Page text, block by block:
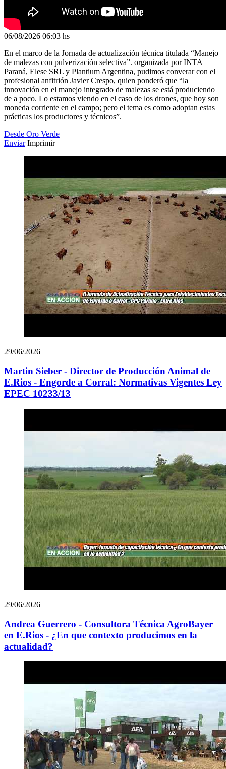
06/08/2026 06:03 hs
En el marco de la Jornada de actualización técnica titulada “Manejo
de malezas con pulverización selectiva”. organizada por INTA
Paraná, Elese SRL y Plantium Argentina, pudimos converar con el
profesional anfitrión Javier Crespo, quien ponderó que “la
innovación en el manejo integrado de malezas se está produciendo
de a poco. Lo estamos viendo en el caso de los drones, que hoy son
moneda corriente en el campo; pero el tema es como adoptan estas
prácticas los productores y técnicos”.
Desde Oro Verde
Enviar Imprimir
29/06/2026
Martin Sieber - Director de Producción Animal de
E.Rios - Engorde a Corral: Normativas Vigentes Ley
EPEC 10233/13
29/06/2026
Andrea Guerrero - Consultora Técnica AgroBayer
en E.Rios - ¿En que contexto producimos en la
actualidad?